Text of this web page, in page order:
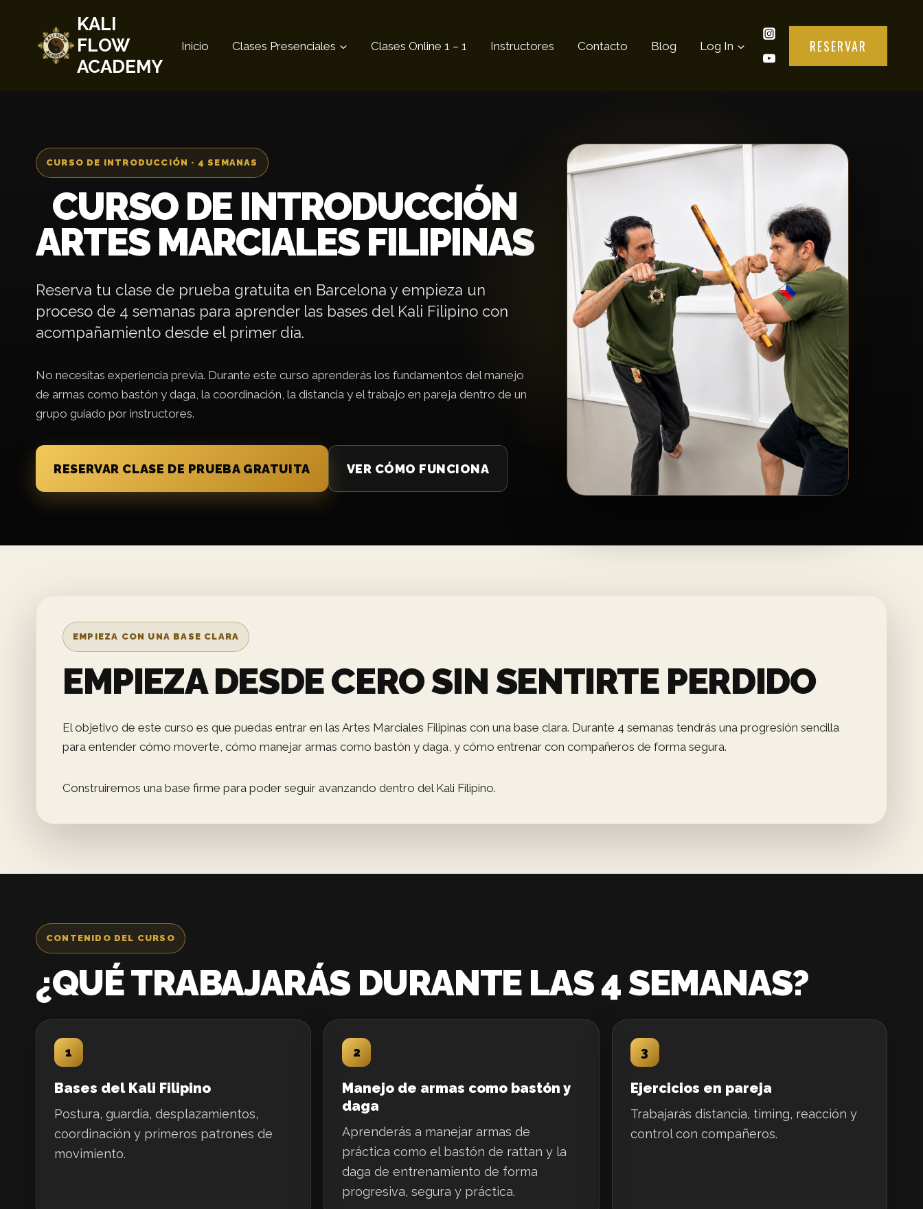
contenido
KALI
FLOW
ACADEMY
Inicio Clases Presenciales Clases Online 1 – 1 Instructores Contacto Blog Log In RESERVAR
CURSO DE INTRODUCCIÓN · 4 SEMANAS
CURSO DE INTRODUCCIÓN
ARTES MARCIALES FILIPINAS
Reserva tu clase de prueba gratuita en Barcelona y empieza un
proceso de 4 semanas para aprender las bases del Kali Filipino con
acompañamiento desde el primer día.
No necesitas experiencia previa. Durante este curso aprenderás los fundamentos del manejo
de armas como bastón y daga, la coordinación, la distancia y el trabajo en pareja dentro de un
grupo guiado por instructores.
RESERVAR CLASE DE PRUEBA GRATUITA VER CÓMO FUNCIONA
EMPIEZA CON UNA BASE CLARA
EMPIEZA DESDE CERO SIN SENTIRTE PERDIDO
El objetivo de este curso es que puedas entrar en las Artes Marciales Filipinas con una base clara. Durante 4 semanas tendrás una progresión sencilla
para entender cómo moverte, cómo manejar armas como bastón y daga, y cómo entrenar con compañeros de forma segura.
Construiremos una base firme para poder seguir avanzando dentro del Kali Filipino.
CONTENIDO DEL CURSO
¿QUÉ TRABAJARÁS DURANTE LAS 4 SEMANAS?
1
Bases del Kali Filipino
Postura, guardia, desplazamientos,
coordinación y primeros patrones de
movimiento.
2
Manejo de armas como bastón y
daga
Aprenderás a manejar armas de
práctica como el bastón de rattan y la
daga de entrenamiento de forma
progresiva, segura y práctica.
3
Ejercicios en pareja
Trabajarás distancia, timing, reacción y
control con compañeros.